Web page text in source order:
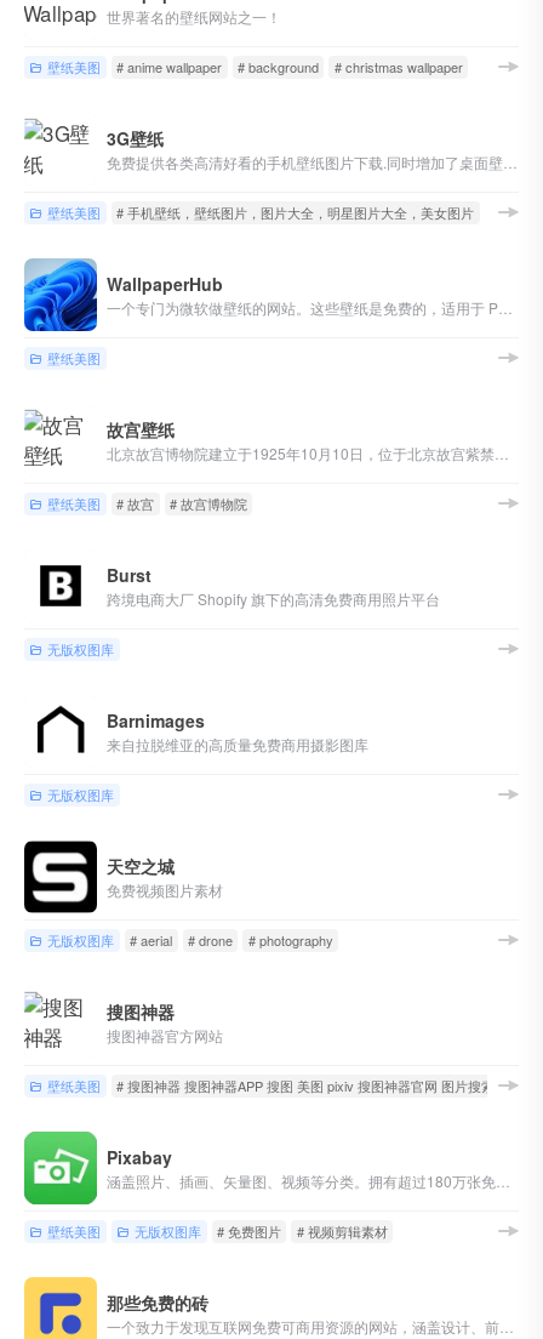
世界著名的壁纸网站之一！
壁纸美图 # anime wallpaper # background # christmas wallpaper
3G壁纸
壁纸美图 # 手机壁纸，壁纸图片，图片大全，明星图片大全，美女图片
WallpaperHub
壁纸美图
故宫壁纸
壁纸美图 # 故宫 # 故宫博物院
Burst
跨境电商大厂 Shopify 旗下的高清免费商用照片平台
无版权图库
Barnimages
来自拉脱维亚的高质量免费商用摄影图库
无版权图库
天空之城
免费视频图片素材
无版权图库 # aerial # drone # photography
搜图神器
搜图神器官方网站
壁纸美图 # 搜图神器 搜图神器APP 搜图 美图 pixiv 搜图神器官网 图片搜索 P站
Pixabay
壁纸美图 无版权图库 # 免费图片 # 视频剪辑素材
那些免费的砖